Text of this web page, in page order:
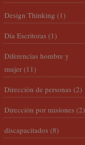
Design Thinking (1)
Día Escritoras (1)
Diferencias hombre y
mujer (11)
Dirección de personas (2)
Dirección por misiones (2)
discapacitados (8)